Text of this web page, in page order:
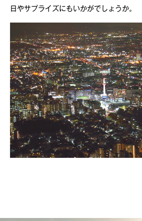
日やサプライズにもいかがでしょうか。